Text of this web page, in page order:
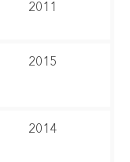
2011
2015
2014